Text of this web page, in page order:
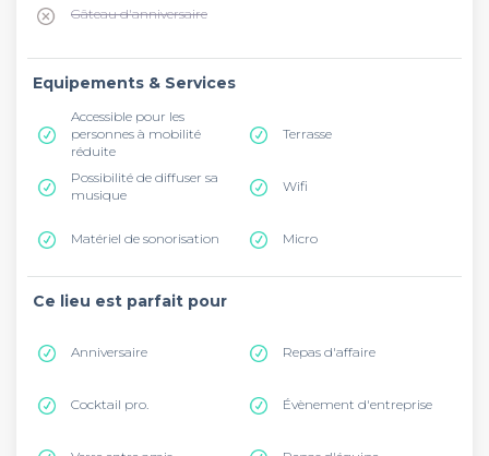
Gâteau d'anniversaire
Equipements & Services
Accessible pour les
personnes à mobilité
réduite
Terrasse
Possibilité de diffuser sa
musique
Wifi
Matériel de sonorisation Micro
Ce lieu est parfait pour
Anniversaire Repas d'affaire
Cocktail pro. Évènement d'entreprise